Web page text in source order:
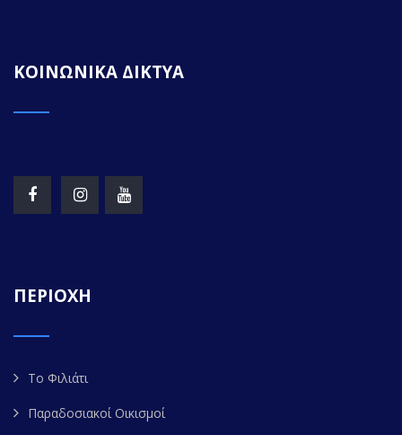
ΚΟΙΝΩΝΙΚΑ ΔΙΚΤΥΑ
ΠΕΡΙΟΧΗ
Το Φιλιάτι
Παραδοσιακοί Οικισμοί